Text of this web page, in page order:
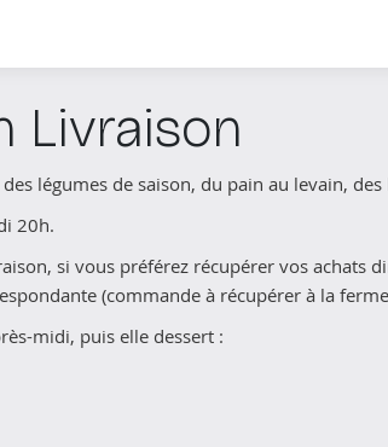
Livraison
légumes de saison, du pain au levain,
20h.
si vous préférez récupérer vos achats
(commande à récupérer à la
midi, puis elle dessert :